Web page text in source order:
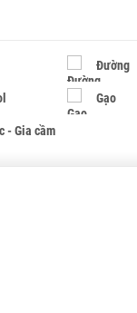
Đường
Gạo
- Gia cầm